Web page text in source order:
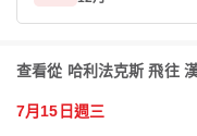
查看從 哈利法克斯 飛往
7月15日週三